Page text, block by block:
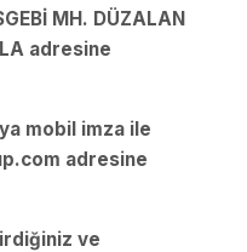
MH. DÜZALAN
adresine
mobil imza ile
adresine
ve